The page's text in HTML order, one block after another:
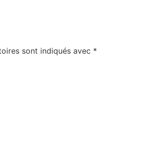
sont indiqués avec *